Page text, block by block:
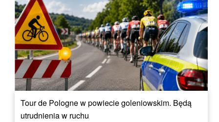
Tour de Pologne w powiecie goleniowskim. Będą
utrudnienia w ruchu